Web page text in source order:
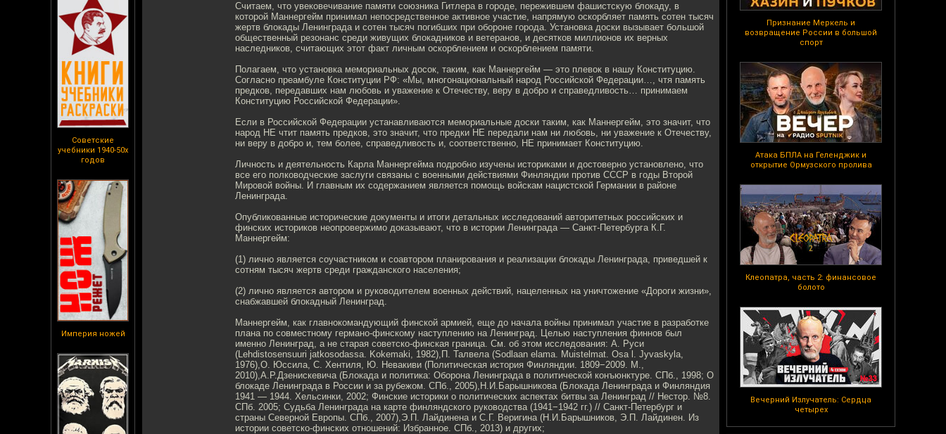
Советские
учебники 1940-50х
годов
Империя ножей
Признание Меркель и
возвращение России в большой
спорт
Атака БПЛА на Геленджик и
открытие Ормузского пролива
Клеопатра, часть 2: финансовое
болото
Вечерний Излучатель: Сердца
четырех
Считаем, что увековечивание памяти союзника Гитлера в городе, пережившем фашистскую блокаду, в
которой Маннергейм принимал непосредственное активное участие, напрямую оскорбляет память сотен тысяч
жертв блокады Ленинграда и сотен тысяч погибших при обороне города. Установка доски вызывает большой
общественный резонанс среди живущих блокадников и ветеранов, и десятков миллионов их верных
наследников, считающих этот факт личным оскорблением и оскорблением памяти.
Полагаем, что установка мемориальных досок, таким, как Маннергейм — это плевок в нашу Конституцию.
Согласно преамбуле Конституции РФ: «Мы, многонациональный народ Российской Федерации…, чтя память
предков, передавших нам любовь и уважение к Отечеству, веру в добро и справедливость… принимаем
Конституцию Российской Федерации».
Если в Российской Федерации устанавливаются мемориальные доски таким, как Маннергейм, это значит, что
народ НЕ чтит память предков, это значит, что предки НЕ передали нам ни любовь, ни уважение к Отечеству,
ни веру в добро и, тем более, справедливость и, соответственно, НЕ принимает Конституцию.
Личность и деятельность Карла Маннергейма подробно изучены историками и достоверно установлено, что
все его полководческие заслуги связаны с военными действиями Финляндии против СССР в годы Второй
Мировой войны. И главным их содержанием является помощь войскам нацистской Германии в районе
Ленинграда.
Опубликованные исторические документы и итоги детальных исследований авторитетных российских и
финских историков неопровержимо доказывают, что в истории Ленинграда — Санкт-Петербурга К.Г.
Маннергейм:
(1) лично является соучастником и соавтором планирования и реализации блокады Ленинграда, приведшей к
сотням тысяч жертв среди гражданского населения;
(2) лично является автором и руководителем военных действий, нацеленных на уничтожение «Дороги жизни»,
снабжавшей блокадный Ленинград.
Маннергейм, как главнокомандующий финской армией, еще до начала войны принимал участие в разработке
плана по совместному германо-финскому наступлению на Ленинград. Целью наступления финнов был
именно Ленинград, а не старая советско-финская граница. См. об этом исследования: А. Руси
(Lehdistosensuuri jatkosodassa. Kokemaki, 1982),П. Талвела (Sodlaan elama. Muistelmat. Osa l. Jyvaskyla,
1976),О. Юссила, С. Хентиля, Ю. Невакиви (Политическая история Финляндии. 1809−2009. М.,
2010),А.Р.Дзенискевича (Блокада и политика: Оборона Ленинграда в политической конъюнктуре. СПб., 1998; О
блокаде Ленинграда в России и за рубежом. СПб., 2005),Н.И.Барышникова (Блокада Ленинграда и Финляндия
1941 — 1944. Хельсинки, 2002; Финские историки о политических аспектах битвы за Ленинград // Нестор. №8.
СПб. 2005; Судьба Ленинграда на карте финляндского руководства (1941−1942 гг.) // Санкт-Петербург и
страны Северной Европы. СПб., 2007),Э.П. Лайдинена и С.Г. Веригина (Н.И.Барышников, Э.П. Лайдинен. Из
истории советско-финских отношений: Избранное. СПб., 2013) и других;